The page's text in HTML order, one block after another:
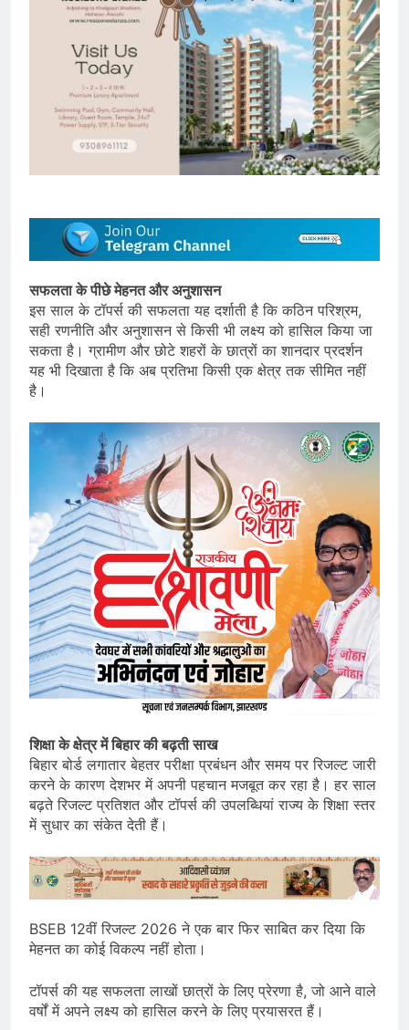
सफलता के पीछे मेहनत और अनुशासन
इस साल के टॉपर्स की सफलता यह दर्शाती है कि कठिन परिश्रम,
सही रणनीति और अनुशासन से किसी भी लक्ष्य को हासिल किया जा
सकता है। ग्रामीण और छोटे शहरों के छात्रों का शानदार प्रदर्शन
यह भी दिखाता है कि अब प्रतिभा किसी एक क्षेत्र तक सीमित नहीं
है।
शिक्षा के क्षेत्र में बिहार की बढ़ती साख
बिहार बोर्ड लगातार बेहतर परीक्षा प्रबंधन और समय पर रिजल्ट जारी
करने के कारण देशभर में अपनी पहचान मजबूत कर रहा है। हर साल
बढ़ते रिजल्ट प्रतिशत और टॉपर्स की उपलब्धियां राज्य के शिक्षा स्तर
में सुधार का संकेत देती हैं।
BSEB 12वीं रिजल्ट 2026 ने एक बार फिर साबित कर दिया कि
मेहनत का कोई विकल्प नहीं होता।
टॉपर्स की यह सफलता लाखों छात्रों के लिए प्रेरणा है, जो आने वाले
वर्षों में अपने लक्ष्य को हासिल करने के लिए प्रयासरत हैं।